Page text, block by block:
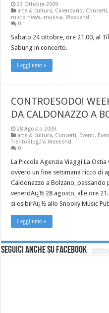
23 Ottobre 2009
arte & cultura, Calendario, Concerti,
micro news, musica,Weekend
0
Sabato 24 ottobre, ore 21.00, al
Sabung in concerto.
Leggi tutto »
CONTROESODO!
DA CALDONAZZO A
28 Agosto 2009
arte & cultura, Concerti, Eventi,
TrentoBlog.TV,Weekend
0
La Piccola Agenzia Viaggi La
ovvero un fine settimana ricco di
Caldonazzo a Bolzano, passando
venerdAï¿½ 28 agosto, alle ore
si esibirAï¿½ allo Snooky Music
Leggi tutto »
Seguici anche su Facebook